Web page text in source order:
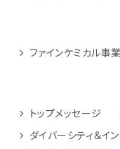
ファインケミカル事業
トップメッセージ
ダイバーシティ＆イ